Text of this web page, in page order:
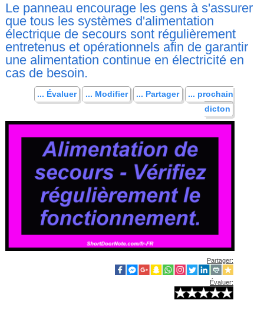
Le panneau encourage les gens à s'assurer
que tous les systèmes d'alimentation
électrique de secours sont régulièrement
entretenus et opérationnels afin de garantir
une alimentation continue en électricité en
cas de besoin.
... Évaluer ... Modifier ... Partager
... prochain
dicton
Partager:
Évaluer: